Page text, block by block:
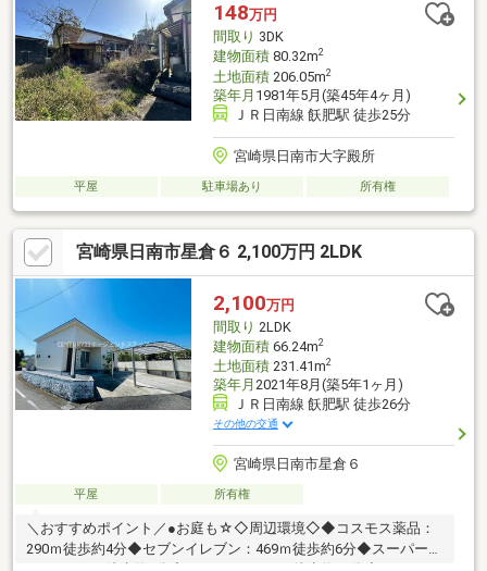
148万円
間取り 3DK
建物面積80.32m2
土地面積206.05m2
築年月 1981年5月(築45年4ヶ月)
ＪＲ日南線 飫肥駅 徒歩25分
宮崎県日南市大字殿所
平屋 駐車場あり 所有権
宮崎県日南市星倉６ 2,100万円 2LDK
2,100万円
間取り 2LDK
建物面積66.24m2
土地面積231.41m2
築年月 2021年8月(築5年1ヶ月)
ＪＲ日南線 飫肥駅 徒歩26分
その他の交通
宮崎県日南市星倉６
平屋 所有権
＼おすすめポイント／●お庭も☆◇周辺環境◇◆コスモス薬品：
290ｍ徒歩約4分◆セブンイレブン：469ｍ徒歩約6分◆スーパーと